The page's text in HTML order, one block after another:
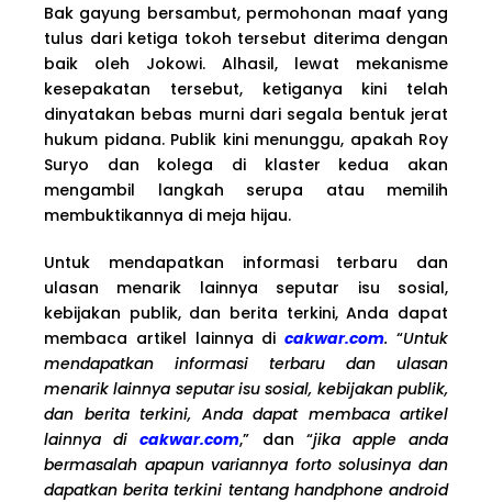
Bak gayung bersambut, permohonan maaf yang
tulus dari ketiga tokoh tersebut diterima dengan
baik oleh Jokowi. Alhasil, lewat mekanisme
kesepakatan tersebut, ketiganya kini telah
dinyatakan bebas murni dari segala bentuk jerat
hukum pidana. Publik kini menunggu, apakah Roy
Suryo dan kolega di klaster kedua akan
mengambil langkah serupa atau memilih
membuktikannya di meja hijau.
Untuk mendapatkan informasi terbaru dan
ulasan menarik lainnya seputar isu sosial,
kebijakan publik, dan berita terkini, Anda dapat
membaca artikel lainnya dicakwar.com.“Untuk
mendapatkan informasi terbaru dan ulasan
menarik lainnya seputar isu sosial, kebijakan publik,
dan berita terkini, Anda dapat membaca artikel
lainnya dicakwar.com,” dan “jika apple anda
bermasalah apapun variannya forto solusinya dan
dapatkan berita terkini tentang handphone android